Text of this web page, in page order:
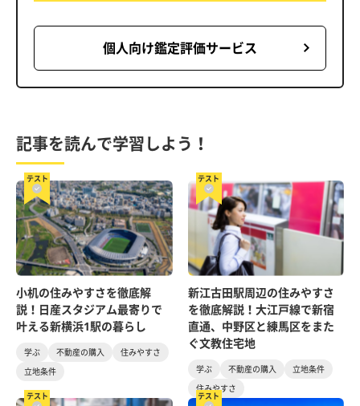
個人向け鑑定評価サービス
記事を読んで学習しよう！
テスト
小机の住みやすさを徹底解
説！日産スタジアム最寄りで
叶える新横浜1駅の暮らし
学ぶ 不動産の購入
住みやすさ
立地条件
テスト
新江古田駅周辺の住みやすさ
を徹底解説！大江戸線で新宿
直通、中野区と練馬区をまた
ぐ文教住宅地
学ぶ 不動産の購入
立地条件
住みやすさ
テスト テスト